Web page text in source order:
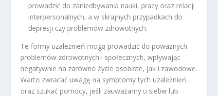
prowadzić do zaniedbywania nauki, pracy oraz relacji
interpersonalnych, a w skrajnych przypadkach do
depresji czy problemów zdrowotnych.
Te formy uzależnień mogą prowadzić do poważnych
problemów zdrowotnych i społecznych, wpływając
negatywnie na zarówno życie osobiste, jak i zawodowe.
Warto zwracać uwagę na symptomy tych uzależnień
oraz szukać pomocy, jeśli zauważamy u siebie lub